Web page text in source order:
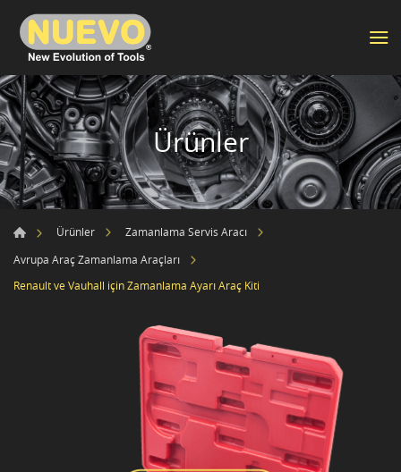
Ürünler
Ürünler
Zamanlama Servis Aracı
Avrupa Araç Zamanlama Araçları
Renault ve Vauhall için Zamanlama Ayarı Araç Kiti